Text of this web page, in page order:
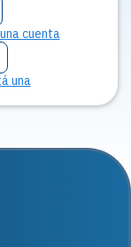
cuenta
una